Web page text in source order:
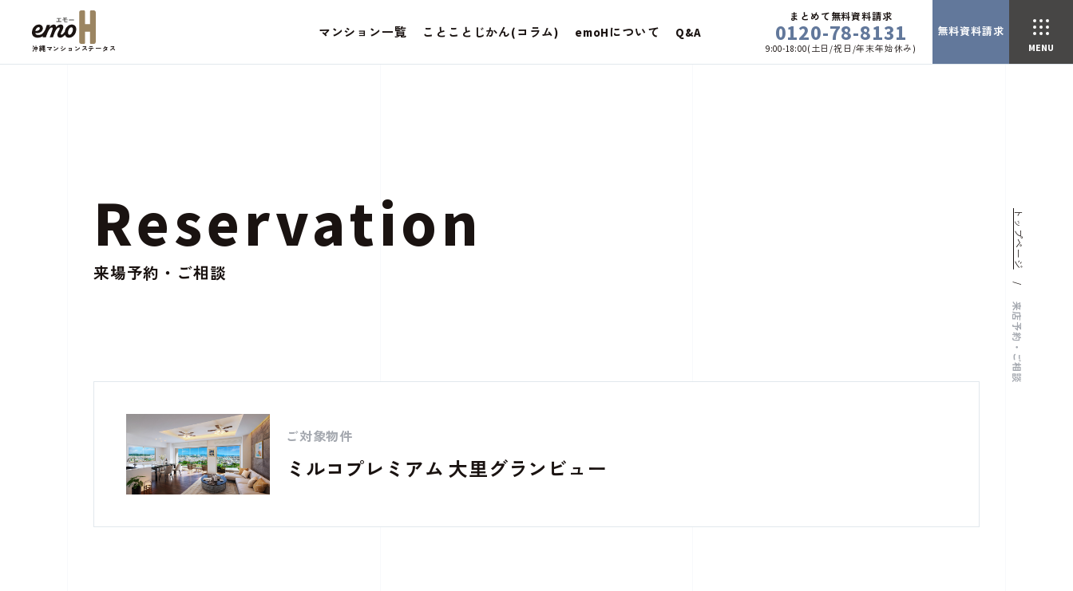
沖縄マンションステータス
マンション一覧 ことことじかん(コラム) emoHについて Q&A
まとめて無料資料請求
0120-78-8131
9:00-18:00(土日/祝日/年末年始休み)
無料資料請求
Reservation
来場予約・ご相談
トップページ
来店予約・ご相談
ご対象物件
ミルコプレミアム 大里グランビュー